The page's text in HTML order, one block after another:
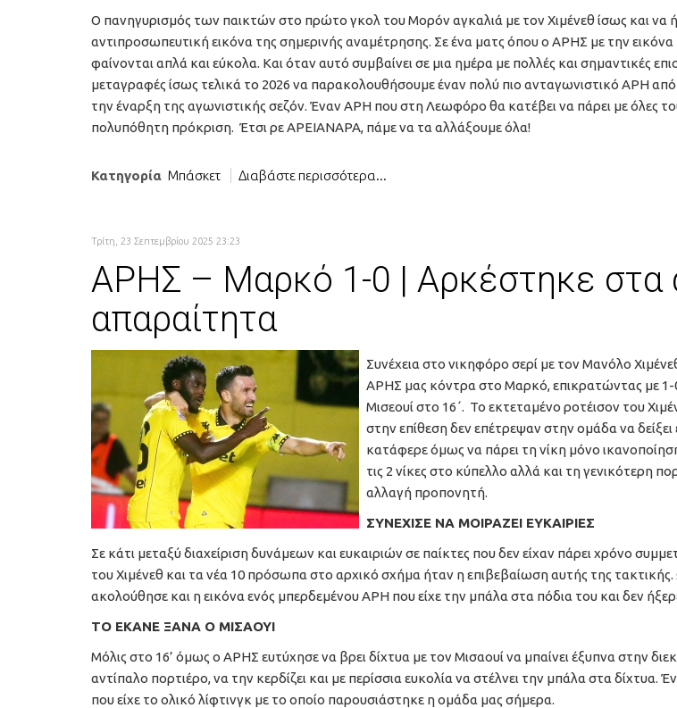
Ο πανηγυρισμός των παικτών στο πρώτο γκολ του Μορόν αγκαλιά με τον Χιμένεθ ίσως και να
αντιπροσωπευτική εικόνα της σημερινής αναμέτρησης. Σε ένα ματς όπου ο ΑΡΗΣ με την
φαίνονται απλά και εύκολα. Και όταν αυτό συμβαίνει σε μια ημέρα με πολλές και σημαντικές
μεταγραφές ίσως τελικά το 2026 να παρακολουθήσουμε έναν πολύ πιο ανταγωνιστικό ΑΡΗ
την έναρξη της αγωνιστικής σεζόν. Έναν ΑΡΗ που στη Λεωφόρο θα κατέβει να πάρει με όλες
πολυπόθητη πρόκριση. Έτσι ρε ΑΡΕΙΑΝΑΡΑ, πάμε να τα αλλάξουμε όλα!
Κατηγορία Μπάσκετ Διαβάστε περισσότερα...
Τρίτη, 23 Σεπτεμβρίου 2025 23:23
ΑΡΗΣ – Μαρκό 1-0 | Αρκέστηκε στα
απαραίτητα
Συνέχεια στο νικηφόρο σερί με τον Μανόλο
ΑΡΗΣ μας κόντρα στο Μαρκό, επικρατώντας με 1-
Μισεουί στο 16΄. Το εκτεταμένο ροτέισον του
στην επίθεση δεν επέτρεψαν στην ομάδα να
κατάφερε όμως να πάρει τη νίκη μόνο
τις 2 νίκες στο κύπελλο αλλά και τη γενικότερη
αλλαγή προπονητή.
ΣΥΝΕΧΙΣΕ ΝΑ ΜΟΙΡΑΖΕΙ ΕΥΚΑΙΡΙΕΣ
Σε κάτι μεταξύ διαχείριση δυνάμεων και ευκαιριών σε παίκτες που δεν είχαν πάρει χρόνο
του Χιμένεθ και τα νέα 10 πρόσωπα στο αρχικό σχήμα ήταν η επιβεβαίωση αυτής της τακτικής.
ακολούθησε και η εικόνα ενός μπερδεμένου ΑΡΗ που είχε την μπάλα στα πόδια του και δεν
ΤΟ ΕΚΑΝΕ ΞΑΝΑ Ο ΜΙΣΑΟΥΙ
Μόλις στο 16’ όμως ο ΑΡΗΣ ευτύχησε να βρει δίχτυα με τον Μισαουί να μπαίνει έξυπνα στην
αντίπαλο πορτιέρο, να την κερδίζει και με περίσσια ευκολία να στέλνει την μπάλα στα δίχτυα.
που είχε το ολικό λίφτινγκ με το οποίο παρουσιάστηκε η ομάδα μας σήμερα.